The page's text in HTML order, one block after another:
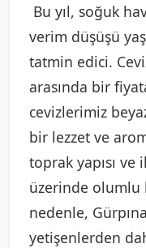
Bu yıl, soğuk
verim düşüşü
tatmin edici.
arasında bir
cevizlerimiz
bir lezzet ve
toprak yapısı ve
üzerinde olumlu
nedenle,
yetişenlerden